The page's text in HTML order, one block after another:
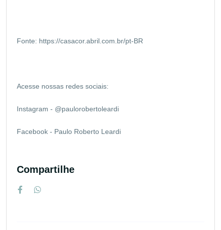
Fonte: https://casacor.abril.com.br/pt-BR
Acesse nossas redes sociais:
Instagram - @paulorobertoleardi
Facebook - Paulo Roberto Leardi
Compartilhe